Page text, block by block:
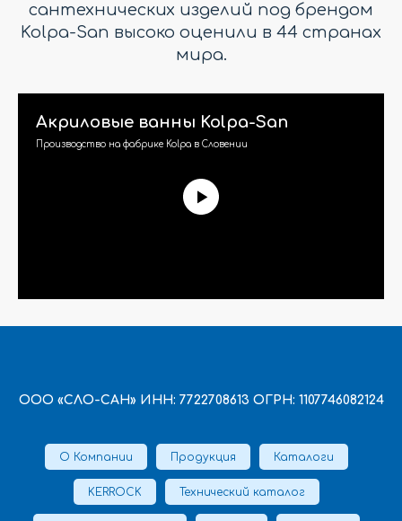
сантехнических изделий под брендом
Kolpa-San высоко оценили в 44 странах
мира.
Акриловые ванны Kolpa-San
Производство на фабрике Kolpa в Словении
ООО «СЛО-САН» ИНН: 7722708613 ОГРН: 1107746082124
О Компании Продукция Каталоги
KERROCK Технический каталог